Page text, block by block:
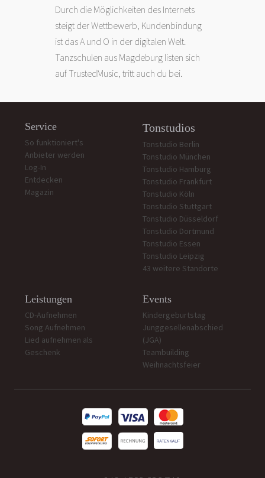
Durch die Möglichkeiten des Internets
steigt der Wettbewerb, Kundenbindung
ist das A und O in der digitalen Welt.
Tanzschulen aus Magdeburg listen sich
auf TrustedMusic, tritt auch du bei.
Service
So funktioniert's
Anbieter werden
Log-In
Entdecken
Magazin
Tonstudios
Tonstudio Berlin
Tonstudio München
Tonstudio Hamburg
Tonstudio Frankfurt
Tonstudio Köln
Tonstudio Stuttgart
Tonstudio Düsseldorf
Tonstudio Dortmund
Tonstudio Essen
Tonstudio Leipzig
43 weitere Standorte
Leistungen
CD-Aufnehmen
Song Aufnehmen
Lied aufnehmen als
Geschenk
Events
Kindergeburtstag
Junggesellenabschied
(JGA)
Teambuilding
Weihnachtsfeier